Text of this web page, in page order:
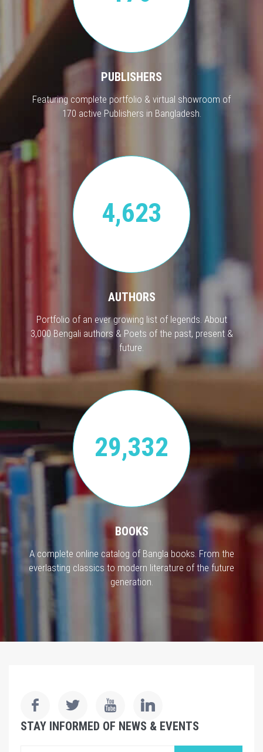
PUBLISHERS
Featuring complete portfolio & virtual showroom of
170 active Publishers in Bangladesh.
4,623
AUTHORS
Portfolio of an ever growing list of legends. About
3,000 Bengali authors & Poets of the past, present &
future.
29,332
BOOKS
A complete online catalog of Bangla books. From the
everlasting classics to modern literature of the future
generation.
STAY INFORMED OF NEWS & EVENTS